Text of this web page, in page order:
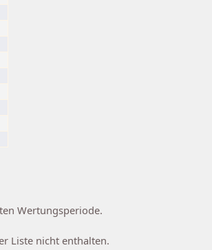
Wertungsperiode.
Liste nicht enthalten.